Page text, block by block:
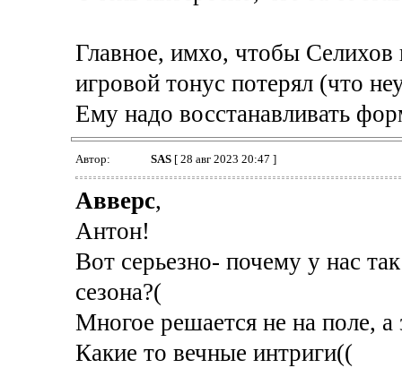
Главное, имхо, чтобы
игровой тонус потерял (что
Ему надо восстанавливать
Автор: SAS[ 28 авг 2023 20:47 ]
Авверс,
Антон!
Вот серьезно- почему у нас
сезона?(
Многое решается не на поле, а
Какие то вечные интриги((